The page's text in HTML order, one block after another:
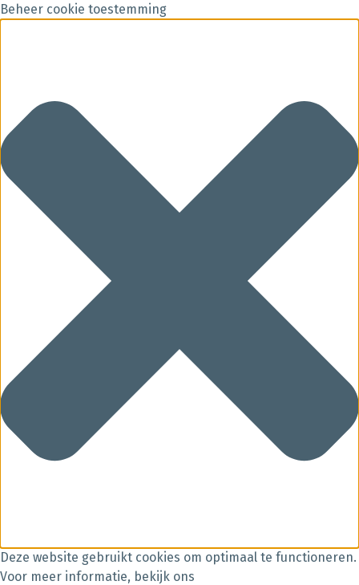
Beheer cookie toestemming
Deze website gebruikt cookies om optimaal te functioneren.
Voor meer informatie, bekijk ons